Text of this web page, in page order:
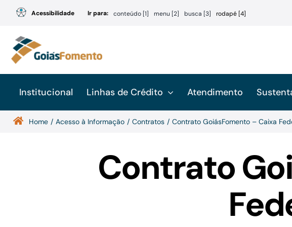
conteúdo
Acessibilidade Ir para: conteúdo [1] menu [2] busca [3] rodapé [4]
Institucional Linhas de Crédito Atendimento
Home Acesso à Informação Contratos Contrato GoiásFomento – Caixa
Contrato